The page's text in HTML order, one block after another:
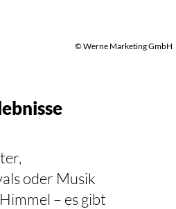
© Werne Marketing GmbH
oder Musik
– es gibt